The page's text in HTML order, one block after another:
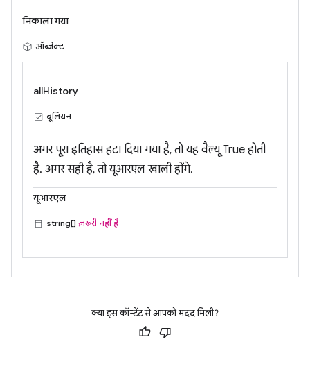
निकाला गया
ऑब्जेक्ट
allHistory
बूलियन
अगर पूरा इतिहास हटा दिया गया है, तो यह वैल्यू True होती
है. अगर सही है, तो यूआरएल खाली होंगे.
यूआरएल
string[]ज़रूरी नहीं है
क्या इस कॉन्टेंट से आपको मदद मिली?